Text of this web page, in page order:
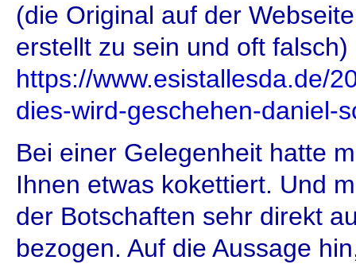
(die Original auf der
erstellt zu sein und oft
https://www.esistallesda.de/
dies-wird-geschehen-daniel-
Bei einer Gelegenheit hatte
Ihnen etwas kokettiert. Und
der Botschaften sehr direkt
bezogen. Auf die Aussage